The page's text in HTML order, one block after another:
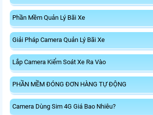
Phần Mềm Quản Lý Bãi Xe
Giải Pháp Camera Quản Lý Bãi Xe
Lắp Camera Kiểm Soát Xe Ra Vào
PHẦN MỀM ĐÓNG ĐƠN HÀNG TỰ ĐỘNG
Camera Dùng Sim 4G Giá Bao Nhiêu?